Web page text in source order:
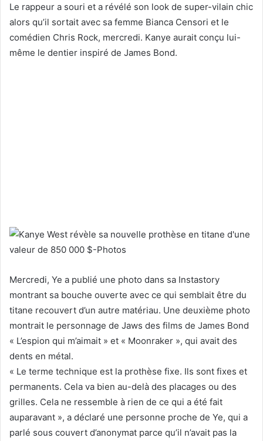
Le rappeur a souri et a révélé son look de super-vilain chic
alors qu’il sortait avec sa femme Bianca Censori et le
comédien Chris Rock, mercredi. Kanye aurait conçu lui-
même le dentier inspiré de James Bond.
Mercredi, Ye a publié une photo dans sa Instastory
montrant sa bouche ouverte avec ce qui semblait être du
titane recouvert d’un autre matériau. Une deuxième photo
montrait le personnage de Jaws des films de James Bond
« L’espion qui m’aimait » et « Moonraker », qui avait des
dents en métal.
« Le terme technique est la prothèse fixe. Ils sont fixes et
permanents. Cela va bien au-delà des placages ou des
grilles. Cela ne ressemble à rien de ce qui a été fait
auparavant », a déclaré une personne proche de Ye, qui a
parlé sous couvert d’anonymat parce qu’il n’avait pas la